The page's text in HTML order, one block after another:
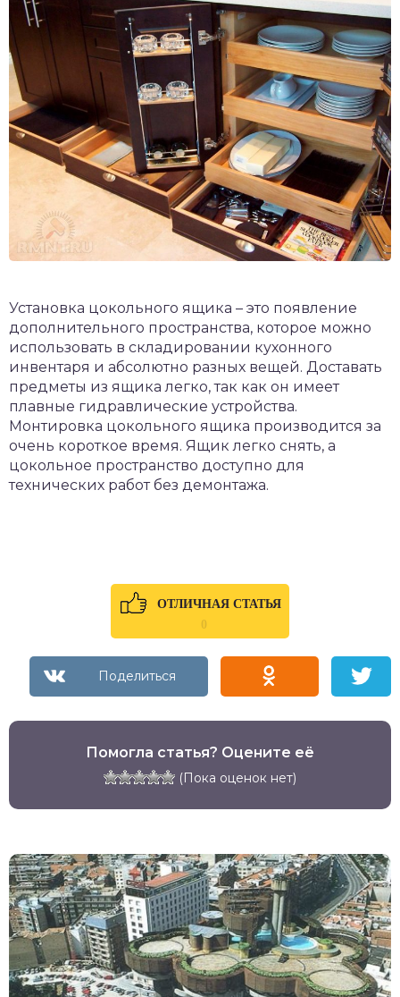
Установка цокольного ящика – это появление
дополнительного пространства, которое можно
использовать в складировании кухонного
инвентаря и абсолютно разных вещей. Доставать
предметы из ящика легко, так как он имеет
плавные гидравлические устройства.
Монтировка цокольного ящика производится за
очень короткое время. Ящик легко снять, а
цокольное пространство доступно для
технических работ без демонтажа.
ОТЛИЧНАЯ СТАТЬЯ
0
Помогла статья? Оцените её
(Пока оценок нет)